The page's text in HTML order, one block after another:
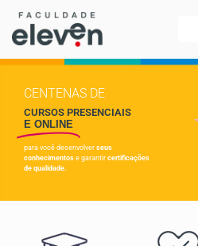
CENTENAS DE
CURSOS PRESENCIAIS
E ONLINE
para você desenvolver seus
conhecimentos e garantir certificações
de qualidade.